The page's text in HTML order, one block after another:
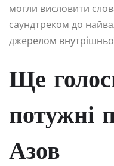
могли висловити
саундтреком до
джерелом
Ще
потужні
Азов